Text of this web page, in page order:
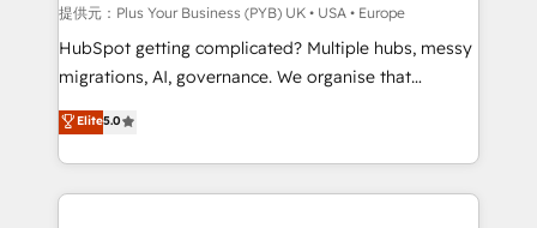
performance. - Multi-object CRM migration, cleanup,
and implementation. - Pre-built and custom
integrations across your full tech stack. - Custom
- Dashboards, lifecycle campaigns, and lead
nurturing sequences. - Cross-hub setup across
提供元：Plus Your Business (PYB) UK • USA • Europe
HubSpot getting complicated? Multiple hubs, messy
migrations, AI, governance. We organise that
complexity, so your team can put HubSpot to work...
Welcome to our Profile! We help with: • CRM
implementation, reports, workflows, and team
training • CRM migration from Salesforce, Pipedrive,
Elite5.0